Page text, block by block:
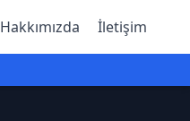
Hakkımızda İletişim